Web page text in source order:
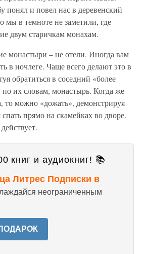
понял и повел нас в деревенский
мы в темноте не заметили, где
двум старичкам монахам.
монастыри – не отели. Иногда вам
в ночлеге. Чаще всего делают это в
обратиться в соседний «более
их словам, монастырь. Когда же
то можно «дожать», демонстрируя
прямо на скамейках во дворе.
книг и аудиокниг! 📚
Литрес Подписки в
неограниченным